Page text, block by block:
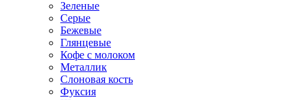
Зеленые
Серые
Бежевые
Глянцевые
Кофе с молоком
Металлик
Слоновая кость
Фуксия